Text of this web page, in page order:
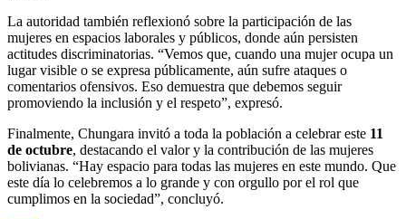
La autoridad también reflexionó sobre la participación de las
mujeres en espacios laborales y públicos, donde aún persisten
actitudes discriminatorias. “Vemos que, cuando una mujer ocupa un
lugar visible o se expresa públicamente, aún sufre ataques o
comentarios ofensivos. Eso demuestra que debemos seguir
promoviendo la inclusión y el respeto”, expresó.
Finalmente, Chungara invitó a toda la población a celebrar este 11
de octubre, destacando el valor y la contribución de las mujeres
bolivianas. “Hay espacio para todas las mujeres en este mundo. Que
este día lo celebremos a lo grande y con orgullo por el rol que
cumplimos en la sociedad”, concluyó.